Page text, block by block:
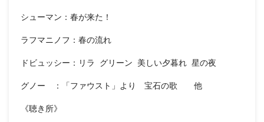
シューマン：春が来た！
ラフマニノフ：春の流れ
ドビュッシー：リラ グリーン 美しい夕暮れ 星の夜
グノー ：「ファウスト」より 宝石の歌 他
《聴き所》